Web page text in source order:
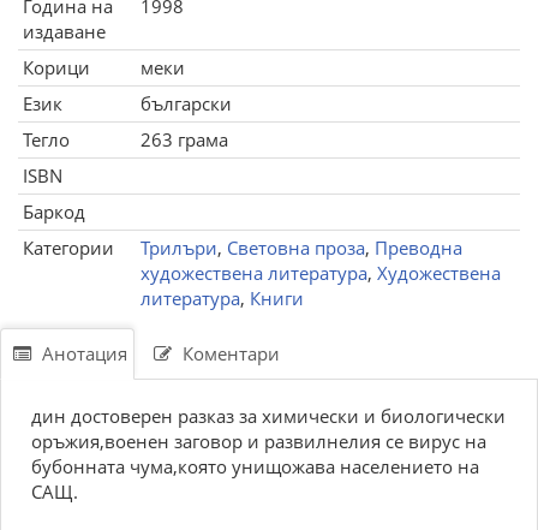
Година на
издаване
1998
Корици
меки
Език
български
Тегло
263 грама
ISBN
Баркод
Категории
Трилъри, Световна проза, Преводна
художествена литература, Художествена
литература, Книги
Анотация Коментари
дин достоверен разказ за химически и биологически
оръжия,военен заговор и развилнелия се вирус на
бубонната чума,която унищожава населението на
САЩ.